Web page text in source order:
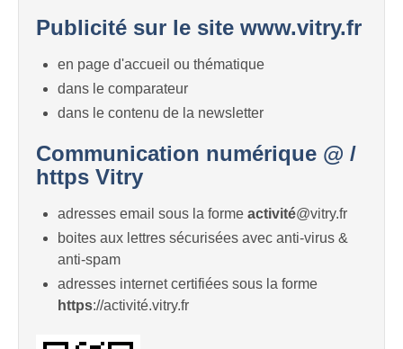
Publicité sur le site www.vitry.fr
en page d'accueil ou thématique
dans le comparateur
dans le contenu de la newsletter
Communication numérique @ /
https Vitry
adresses email sous la forme activité@vitry.fr
boites aux lettres sécurisées avec anti-virus &
anti-spam
adresses internet certifiées sous la forme
https://activité.vitry.fr